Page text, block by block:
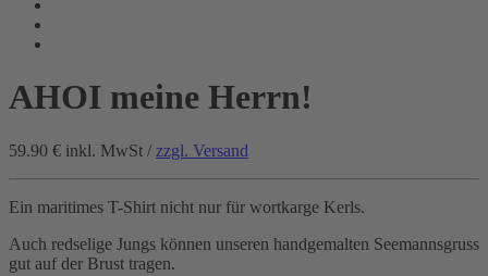
AHOI meine Herrn!
59.90 € inkl. MwSt / zzgl. Versand
Ein maritimes T-Shirt nicht nur für wortkarge Kerls.
Auch redselige Jungs können unseren handgemalten Seemannsgruss
gut auf der Brust tragen.